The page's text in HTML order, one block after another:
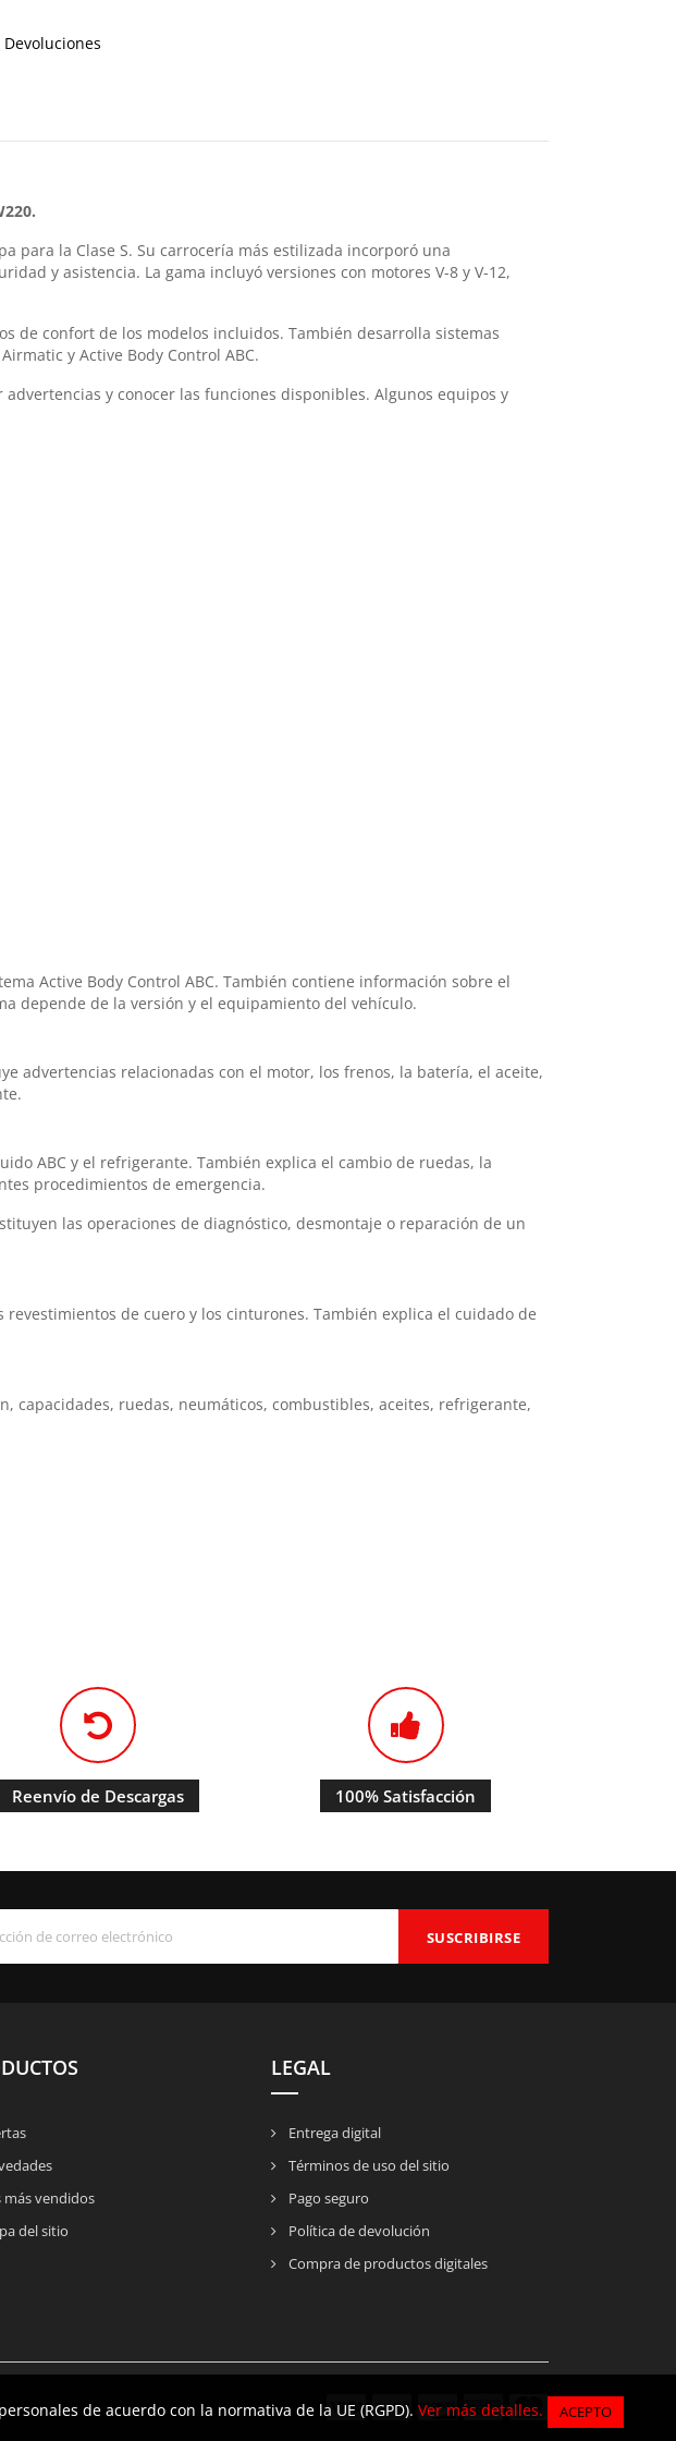
Devoluciones
de acuerdo con la normativa de la UE (RGPD). Ver más detalles. ACEPTO
para la Clase S. Su carrocería más estilizada incorporó una
y asistencia. La gama incluyó versiones con motores V-8 y V-12,
de confort de los modelos incluidos. También desarrolla sistemas
y Active Body Control ABC.
y conocer las funciones disponibles. Algunos equipos y
Active Body Control ABC. También contiene información sobre el
depende de la versión y el equipamiento del vehículo.
advertencias relacionadas con el motor, los frenos, la batería, el aceite,
ABC y el refrigerante. También explica el cambio de ruedas, la
procedimientos de emergencia.
las operaciones de diagnóstico, desmontaje o reparación de un
de cuero y los cinturones. También explica el cuidado de
capacidades, ruedas, neumáticos, combustibles, aceites, refrigerante,
Reenvío de Descargas 100% Satisfacción
de acuerdo con la normativa de la UE (RGPD). Ver más detalles. ACEPTO
más vendidos
del sitio
LEGAL
Entrega digital
Términos de uso del sitio
Pago seguro
Política de devolución
Compra de productos digitales